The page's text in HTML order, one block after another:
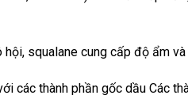
squalane cung cấp độ ẩm
các thành phần gốc dầu Các